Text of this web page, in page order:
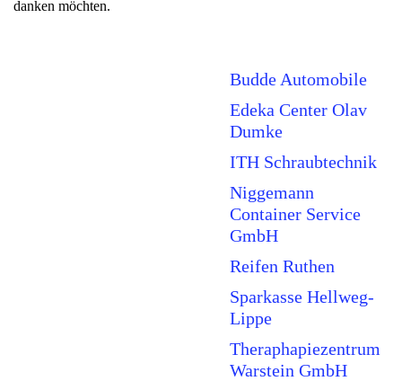
danken möchten.
Budde Automobile
Edeka Center Olav
Dumke
ITH Schraubtechnik
Niggemann
Container Service
GmbH
Reifen Ruthen
Sparkasse Hellweg-
Lippe
Theraphapiezentrum
Warstein GmbH